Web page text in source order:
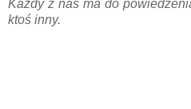
Każdy z nas ma do
ktoś inny.